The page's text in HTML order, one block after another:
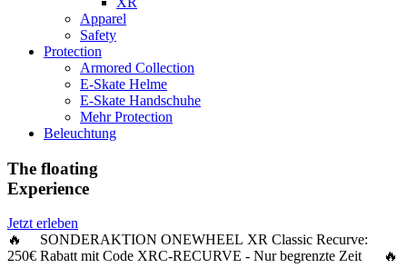
Apparel
Safety
Protection
Armored Collection
E-Skate Helme
E-Skate Handschuhe
Mehr Protection
Beleuchtung
The floating
Experience
Jetzt erleben
🔥 SONDERAKTION ONEWHEEL XR Classic Recurve:
250€ Rabattmit Code XRC-RECURVE - Nur begrenzte Zeit 🔥